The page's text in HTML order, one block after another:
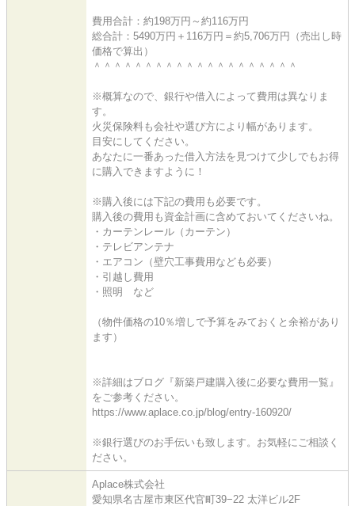
費用合計：約198万円～約116万円
総合計：5490万円＋116万円＝約5,706万円（売出し時
価格で算出）
＾＾＾＾＾＾＾＾＾＾＾＾＾＾＾＾＾＾＾＾
※概算なので、銀行や借入によって費用は異なりま
す。
火災保険料も会社や選び方により幅があります。
目安にしてください。
あなたに一番あった借入方法を見つけて少しでもお得
に購入できますように！
※購入後には下記の費用も必要です。
購入後の費用も資金計画に含めておいてくださいね。
・カーテンレール（カーテン）
・テレビアンテナ
・エアコン（壁穴工事費用なども必要）
・引越し費用
・照明 など
（物件価格の10％増しで予算をみておくと余裕があり
ます）
※詳細はブログ『新築戸建購入後に必要な費用一覧』
をご参考ください。
https://www.aplace.co.jp/blog/entry-160920/
※銀行選びのお手伝いも致します。お気軽にご相談く
ださい。
Aplace株式会社
愛知県名古屋市東区代官町39−22 太洋ビル2F